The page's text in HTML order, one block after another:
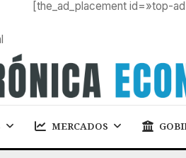
[the_ad_placement id=»top-
MERCADOS